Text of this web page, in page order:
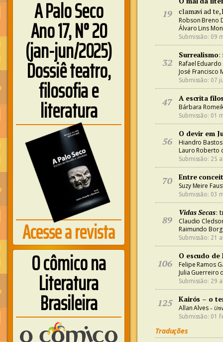
A Palo Seco
Ano 17, N° 20
(jan-jun/2025)
Dossiê teatro,
filosofia e
literatura
Acesse a revista
O cômico na
Literatura
Brasileira
19
clamavi ad te,
Robson Breno
Álvaro Lins
Submissão: 09
32
Surrealismo:
Rafael
José Francisco
Submissão: 07
47 A escrita
Bárbara
Submissão: 01
56
O devir em
Hiandro
Lauro Roberto
Submissão: 25
70 Entre
Suzy Meire
Submissão: 03
89
Vidas Secas:
Claudio
Raimundo
Submissão: 21
106
O escudo de
Felipe Ramos
Julia Guerreiro
Submissão: 29
125 Kairós – o
Allan Alves–
Submissão: 01
Traduções